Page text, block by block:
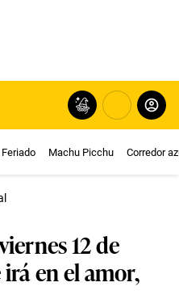
Feriado Machu Picchu Corredor
12 de
en el amor,